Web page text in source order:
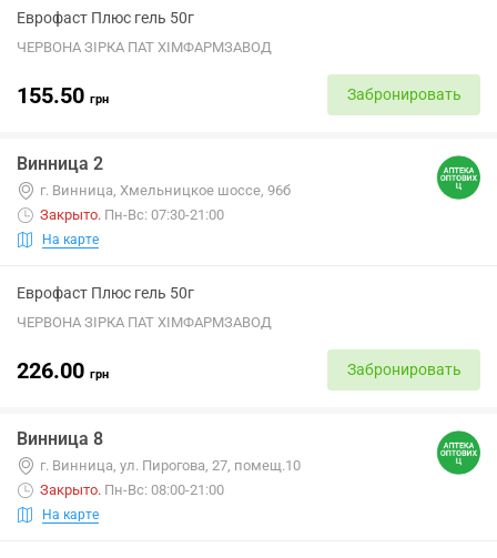
Еврофаст Плюс гель 50г
ЧЕРВОНА ЗІРКА ПАТ ХІМФАРМЗАВОД
155.50 грн Забронировать
Винница 2
г. Винница, Хмельницкое шоссе, 96б
Закрыто. Пн-Вс: 07:30-21:00
На карте
Еврофаст Плюс гель 50г
ЧЕРВОНА ЗІРКА ПАТ ХІМФАРМЗАВОД
226.00 грн Забронировать
Винница 8
г. Винница, ул. Пирогова, 27, помещ.10
Закрыто. Пн-Вс: 08:00-21:00
На карте